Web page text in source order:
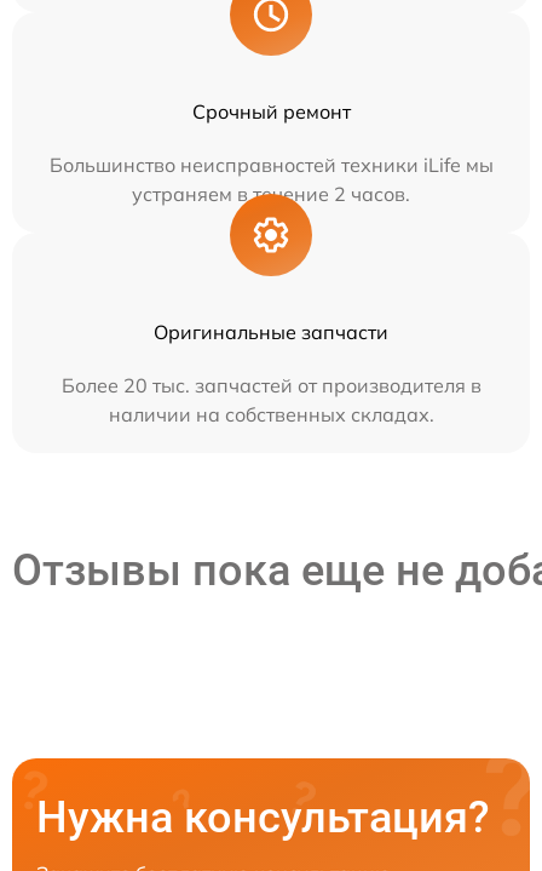
Срочный ремонт
Большинство неисправностей техники iLife мы
устраняем в течение 2 часов.
Оригинальные запчасти
Более 20 тыс. запчастей от производителя в
наличии на собственных складах.
Отзывы пока еще не
Нужна консультация?